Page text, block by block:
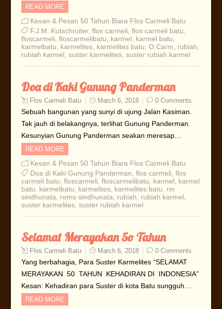
READ MORE
Kesan & Pesan 50 Tahun Biara Flos Carmeli Batu
F.J.M. Kutschruiter, flos carmeli flos carmeli batu
floscarmeli floscarmelibatu karmel karmel batu
karmelbatu
karmelites, karmelites batu O.Carm rubiah
rubiah karmel suster karmelites, suster rubiah karmel
Doa di Kaki Gunung Panderman
Flos Carmeli Batu March 6, 2018 0 Comments
Sebuah bangunan yang sunyi di ujung Jalan Kasiman.
Tak jauh di belakangnya, terlihat Gunung Panderman.
Kesunyian Gunung Panderman seakan meresap…
READ MORE
Kesan & Pesan 50 Tahun Biara Flos Carmeli Batu
Doa di Kaki Gunung Panderman flos carmeli flos
carmeli batu floscarmeli floscarmelibatu karmel
karmel
batu
karmelbatu karmelites, karmelites batu
rm
sindhunata
romo sindhunata rubiah rubiah karmel
suster karmelites, suster rubiah karmel
Selamat Merayakan 5o Tahun
Flos Carmeli Batu March 6, 2018 0 Comments
Yang berbahagia, Para Suster Karmelites “SELAMAT
MERAYAKAN 50 TAHUN KEHADIRAN DI INDONESIA”
Kesan: Kehadiran para Suster di kota Batu sungguh…
READ MORE